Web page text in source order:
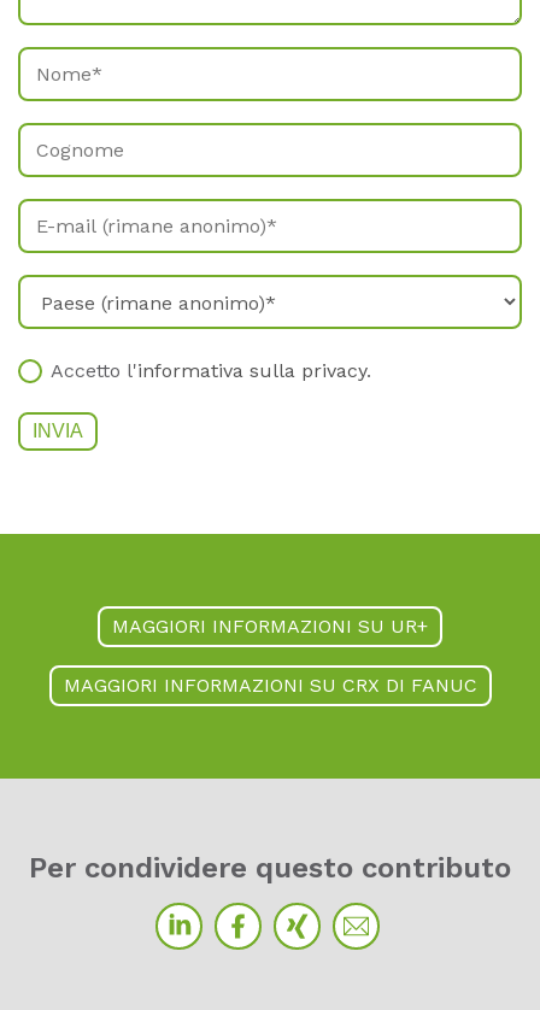
Accetto l'informativa sulla privacy.
MAGGIORI INFORMAZIONI SU UR+
MAGGIORI INFORMAZIONI SU CRX DI FANUC
Per con­di­vi­de­re ques­to cont­ri­bu­to